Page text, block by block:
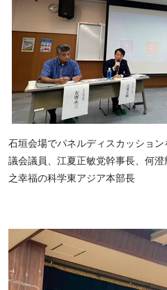
石垣会場でパネルディスカッショ
議会議員、江夏正敏党幹事長、何
之幸福の科学東アジア本部長